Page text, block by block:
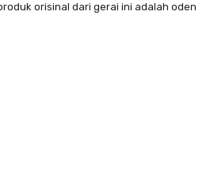
orisinal dari gerai ini adalah oden